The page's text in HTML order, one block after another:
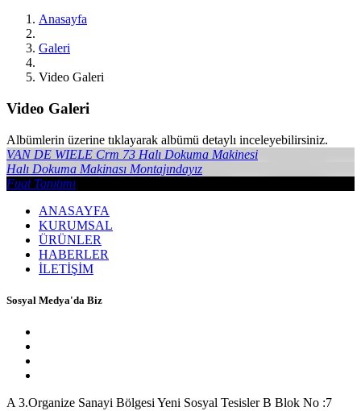
Anasayfa
Galeri
Video Galeri
Video Galeri
Albümlerin üzerine tıklayarak albümü detaylı inceleyebilirsiniz.
VAN DE WIELE Crm 73 Halı Dokuma Makinesi
Halı Dokuma Makinası Montajındayız
Fuat Tanıtımı
ANASAYFA
KURUMSAL
ÜRÜNLER
HABERLER
İLETİŞİM
Sosyal Medya'da Biz
A 3.Organize Sanayi Bölgesi Yeni Sosyal Tesisler B Blok No :7